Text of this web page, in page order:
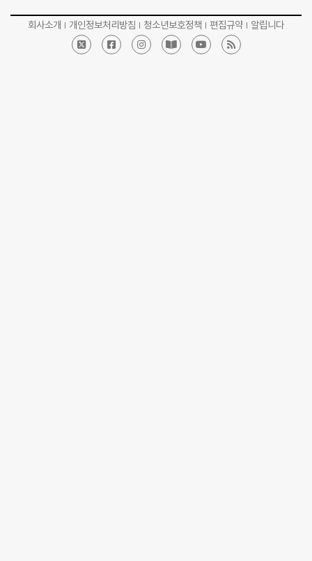
회사소개 개인정보처리방침 청소년보호정책 편집규약 알립니다